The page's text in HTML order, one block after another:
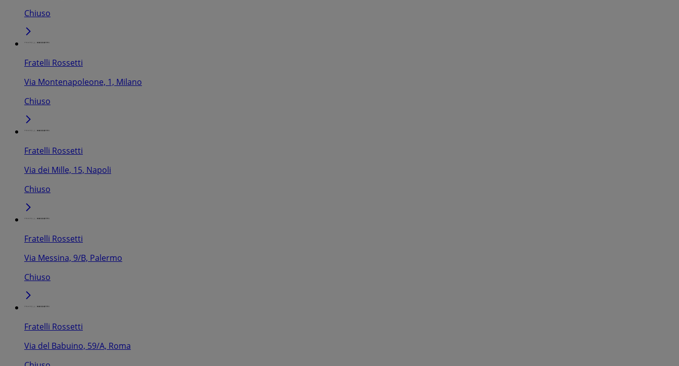
Chiuso
Fratelli Rossetti
Via Montenapoleone, 1, Milano
Chiuso
Fratelli Rossetti
Via dei Mille, 15, Napoli
Chiuso
Fratelli Rossetti
Via Messina, 9/B, Palermo
Chiuso
Fratelli Rossetti
Via del Babuino, 59/A, Roma